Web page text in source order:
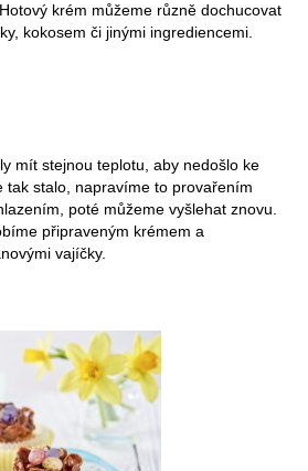
krém můžeme různě dochucovat
kokosem či jinými ingrediencemi.
mít stejnou teplotu, aby nedošlo ke
tak stalo, napravíme to provařením
poté můžeme vyšlehat znovu.
připraveným krémem a
vajíčky.